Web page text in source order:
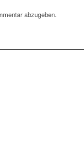
abzugeben.